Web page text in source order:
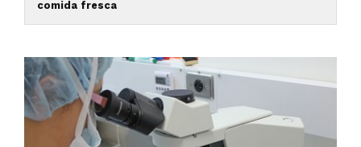
comida fresca